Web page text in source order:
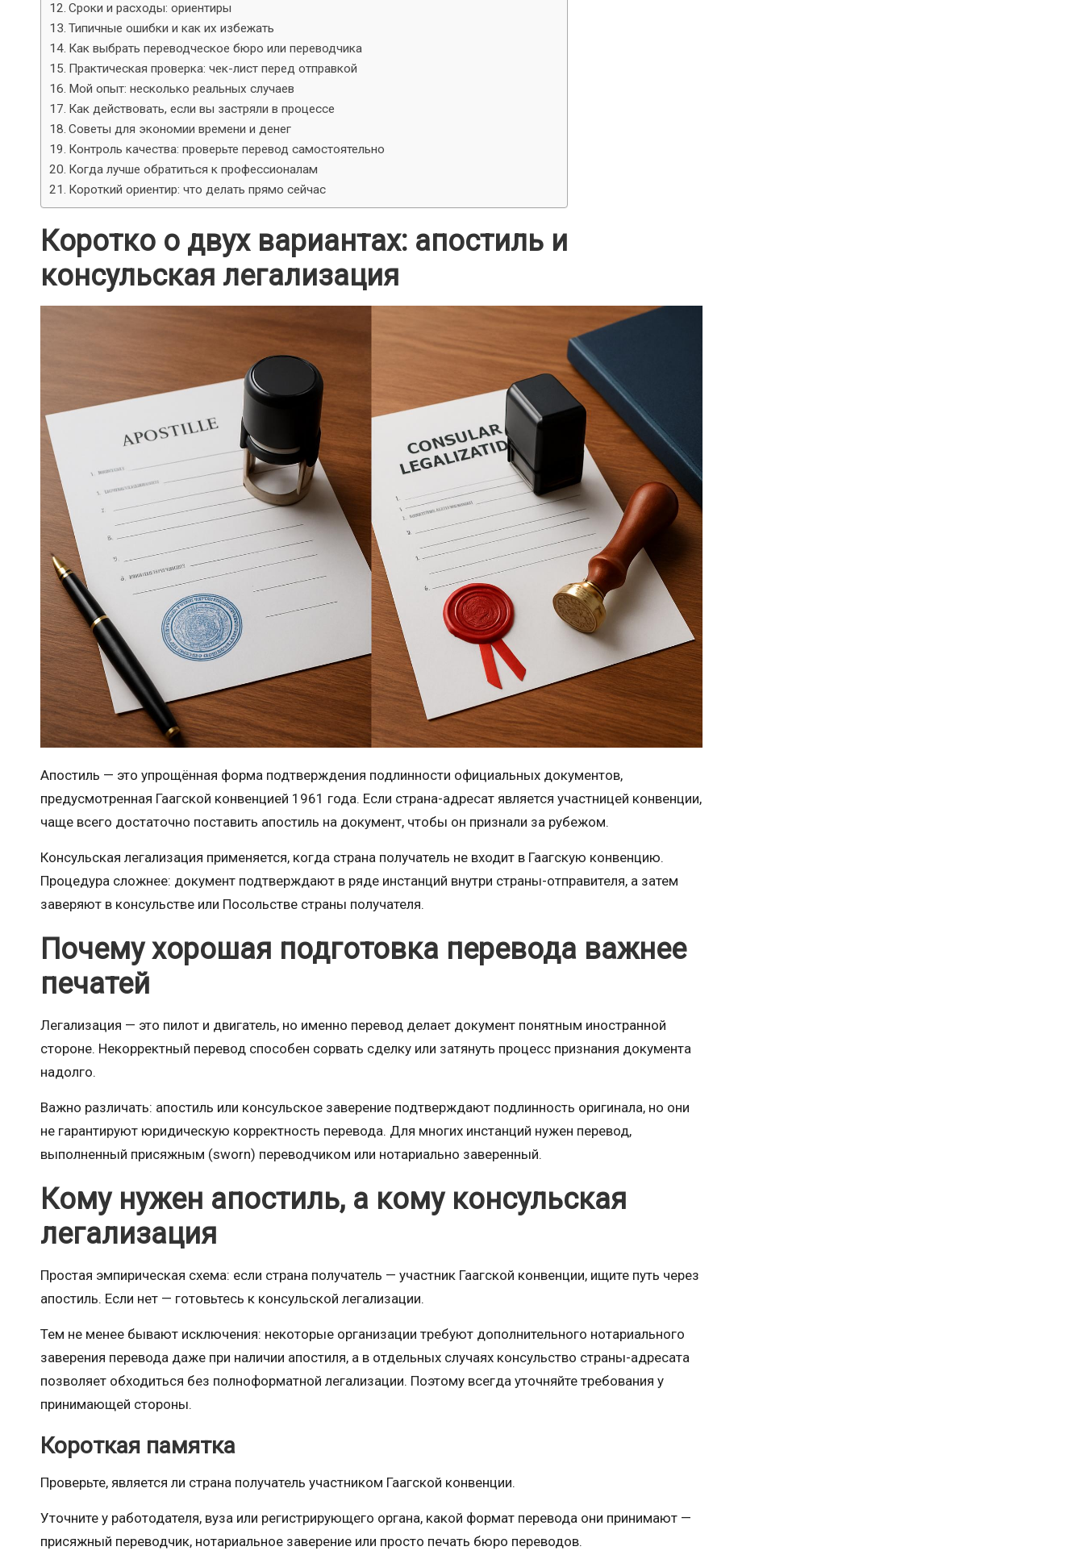
Сроки и расходы: ориентиры
Типичные ошибки и как их избежать
Как выбрать переводческое бюро или переводчика
Практическая проверка: чек-лист перед отправкой
Мой опыт: несколько реальных случаев
Как действовать, если вы застряли в процессе
Советы для экономии времени и денег
Контроль качества: проверьте перевод самостоятельно
Когда лучше обратиться к профессионалам
Короткий ориентир: что делать прямо сейчас
Коротко о двух вариантах: апостиль и
консульская легализация
Апостиль — это упрощённая форма подтверждения подлинности официальных документов,
предусмотренная Гаагской конвенцией 1961 года. Если страна-адресат является участницей конвенции,
чаще всего достаточно поставить апостиль на документ, чтобы он признали за рубежом.
Консульская легализация применяется, когда страна получатель не входит в Гаагскую конвенцию.
Процедура сложнее: документ подтверждают в ряде инстанций внутри страны-отправителя, а затем
заверяют в консульстве или Посольстве страны получателя.
Почему хорошая подготовка перевода важнее
печатей
Легализация — это пилот и двигатель, но именно перевод делает документ понятным иностранной
стороне. Некорректный перевод способен сорвать сделку или затянуть процесс признания документа
надолго.
Важно различать: апостиль или консульское заверение подтверждают подлинность оригинала, но они
не гарантируют юридическую корректность перевода. Для многих инстанций нужен перевод,
выполненный присяжным (sworn) переводчиком или нотариально заверенный.
Кому нужен апостиль, а кому консульская
легализация
Простая эмпирическая схема: если страна получатель — участник Гаагской конвенции, ищите путь через
апостиль. Если нет — готовьтесь к консульской легализации.
Тем не менее бывают исключения: некоторые организации требуют дополнительного нотариального
заверения перевода даже при наличии апостиля, а в отдельных случаях консульство страны-адресата
позволяет обходиться без полноформатной легализации. Поэтому всегда уточняйте требования у
принимающей стороны.
Короткая памятка
Проверьте, является ли страна получатель участником Гаагской конвенции.
Уточните у работодателя, вуза или регистрирующего органа, какой формат перевода они принимают —
присяжный переводчик, нотариальное заверение или просто печать бюро переводов.